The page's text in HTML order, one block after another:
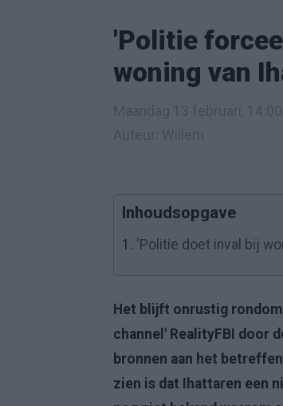
'Politie
woning van
Inhoudsopgave
1. 'Politie doet inval bij
Het blijft onrustig
channel' RealityFBI door
bronnen aan het
zien is dat Ihattaren een